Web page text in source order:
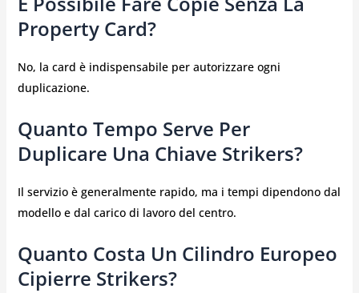
Property Card?
No, la card è indispensabile per autorizzare ogni
duplicazione.
Quanto Tempo Serve Per
Duplicare Una Chiave Strikers?
Il servizio è generalmente rapido, ma i tempi dipendono dal
modello e dal carico di lavoro del centro.
Quanto Costa Un Cilindro Europeo
Cipierre Strikers?